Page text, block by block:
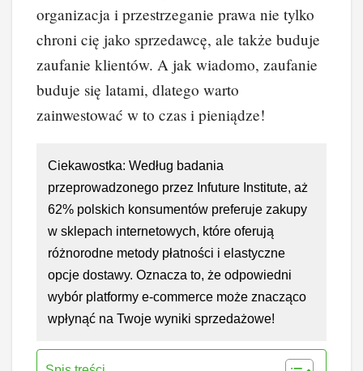
organizacja i przestrzeganie prawa nie tylko
chroni cię jako sprzedawcę, ale także buduje
zaufanie klientów. A jak wiadomo, zaufanie
buduje się latami, dlatego warto
zainwestować w to czas i pieniądze!
Ciekawostka: Według badania
przeprowadzonego przez Infuture Institute, aż
62% polskich konsumentów preferuje zakupy
w sklepach internetowych, które oferują
różnorodne metody płatności i elastyczne
opcje dostawy. Oznacza to, że odpowiedni
wybór platformy e-commerce może znacząco
wpłynąć na Twoje wyniki sprzedażowe!